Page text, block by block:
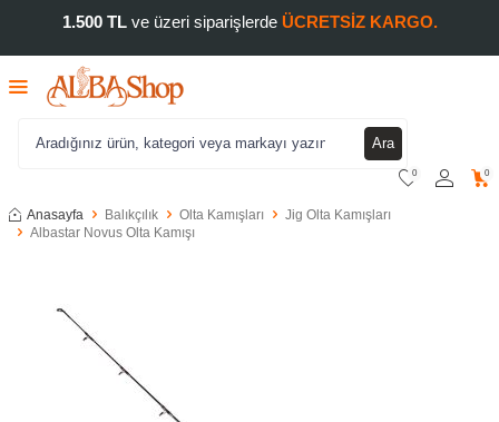
1.500 TLve üzeri siparişlerde ÜCRETSİZ KARGO.
Ara
0 0
Anasayfa Balıkçılık Olta Kamışları
Jig Olta Kamışları
Albastar Novus Olta Kamışı